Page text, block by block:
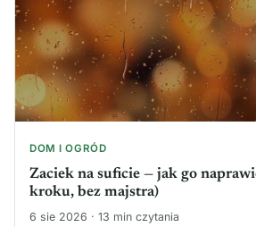
DOM I OGRÓD
Zaciek na suficie — jak go
kroku, bez majstra)
6 sie 2026 · 13 min czytania